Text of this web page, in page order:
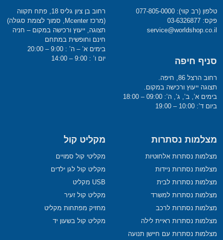
טלפון (רב קווי): 077-805-0000
פקס: 03-6326877
service@worldshop.co.il
סניף חיפה
רחוב הרצל 86, חיפה.
תצוגה ייעוץ ורכישה במקום.
בימים א’, ב’, ג’, ה’: 09:00 – 18:00
ביום ד’: 10:00 – 19:00
רחוב בן ציון גליס 18, פתח תקווה
(מרכז Mcenter, סמוך לצומת סגולה)
תצוגה, ייעוץ ורכישה במקום – חניה
חינם וחופשית במתחם
בימים א’ – ה’ : 9:00 – 20:00
יום ו’ : 9:00 – 14:00
מצלמות נסתרות
מצלמות נסתרות אלחוטיות
מצלמות נסתרות ניידות
מצלמות נסתרות לבית
מצלמות נסתרות למשרד
מצלמות נסתרות לרכב
מצלמות נסתרות ראיית לילה
מצלמות נסתרות עם חיישן תנועה
מקליט קול
מקליטי קול סמויים
מקליט קול לגן ילדים
USB מקליט
מקליט קול זעיר
מחזיק מפתחות מקליט
מקליט קול בשעון יד